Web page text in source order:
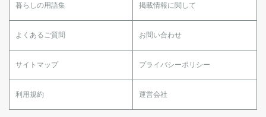
暮らしの用語集 掲載情報に関して
よくあるご質問 お問い合わせ
サイトマップ プライバシーポリシー
利用規約 運営会社